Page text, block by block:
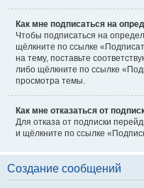
Как мне подписаться на
Чтобы подписаться на
щёлкните по ссылке
на тему, поставьте
либо щёлкните по ссылке
просмотра темы.
Как мне отказаться от
Для отказа от подписки
и щёлкните по ссылке
Создание сообщений